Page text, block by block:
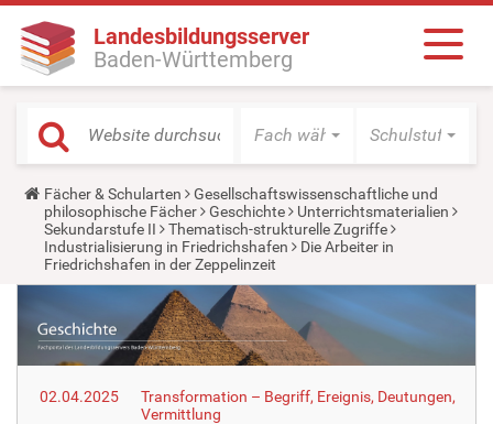
Landesbildungsserver
Baden-Württemberg
Fach wählen Schulstufe
Y
o
u
a
r
e
r
e
:
Fächer & Schularten
Gesellschaftswissenschaftliche und
philosophische Fächer
Geschichte
Unterrichtsmaterialien
Sekundarstufe II
Thematisch-strukturelle Zugriffe
Industrialisierung in Friedrichshafen
Die Arbeiter in
Friedrichshafen in der Zeppelinzeit
02.04.2025
Transformation – Begriff, Ereignis, Deutungen,
Vermittlung